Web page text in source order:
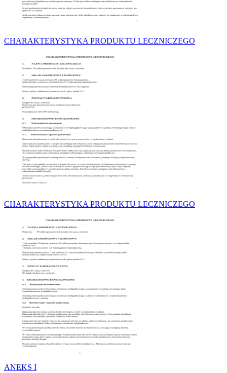
CHARAKTERYSTYKA PRODUKTU LECZNICZEGO
CHARAKTERYSTYKA PRODUKTU LECZNICZEGO
ANEKS I